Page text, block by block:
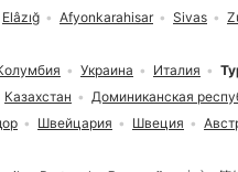
Украина Италия
Казахстан
Доминиканская
Швейцария Швеция
Elâzığ Afyonkarahisar Sivas